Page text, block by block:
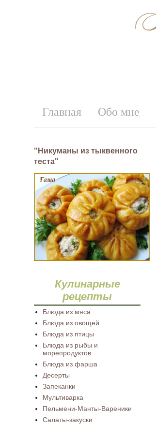
Главная Обо мне
"Никуманы из тыквенного
теста"
Кулинарные
рецепты
Блюда из мяса
Блюда из овощей
Блюда из птицы
Блюда из рыбы и
морепродуктов
Блюда из фарша
Десерты
Запеканки
Мультиварка
Пельмени-Манты-Вареники
Салаты-закуски